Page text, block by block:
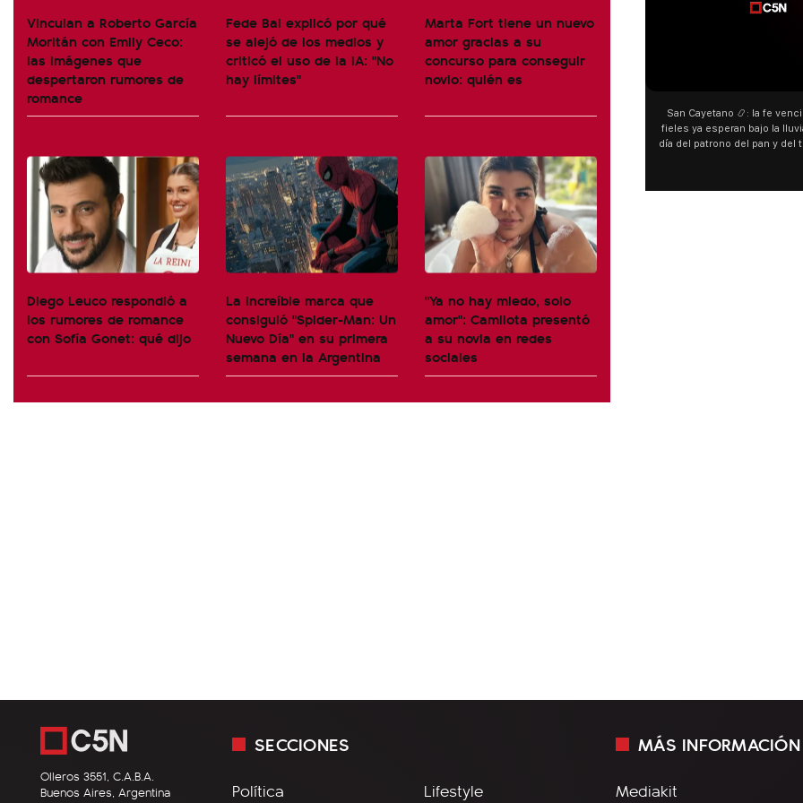
Vinculan a Roberto García
Moritán con Emily Ceco:
las imágenes que
despertaron rumores de
romance
Fede Bal explicó por qué
se alejó de los medios y
criticó el uso de la IA: "No
hay límites"
Marta Fort tiene un nuevo
amor gracias a su
concurso para conseguir
novio: quién es
Diego Leuco respondió a
los rumores de romance
con Sofía Gonet: qué dijo
La increíble marca que
consiguió "Spider-Man: Un
Nuevo Día" en su primera
semana en la Argentina
"Ya no hay miedo, solo
amor": Camilota presentó
a su novia en redes
sociales
San Cayetano 📿: la fe
fieles ya esperan bajo la
día del patrono del pan y del
y pedir. 🎙️
Olleros 3551, C.A.B.A.
Buenos Aires, Argentina
SECCIONES
Política Lifestyle
MÁS INFORMACIÓN
Mediakit